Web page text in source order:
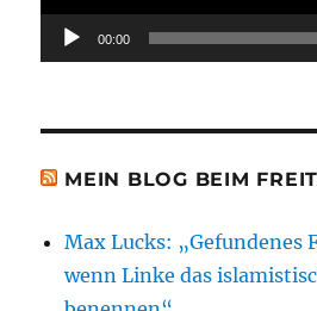
00:00
MEIN BLOG BEIM
Max Lucks: „Gefundenes
wenn Linke das